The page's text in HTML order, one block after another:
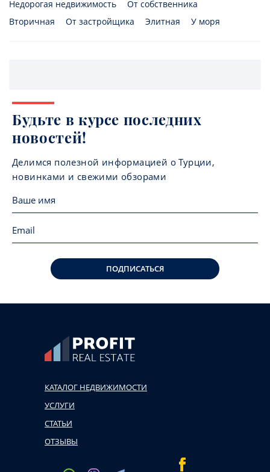
Недорогая недвижимость
От собственника
Вторичная
От застройщика Элитная У моря
Будьте в курсе последних
новостей!
Делимся полезной информацией о Турции,
новинками и свежими обзорами
ПОДПИСАТЬСЯ
КАТАЛОГ НЕДВИЖИМОСТИ
УСЛУГИ
СТАТЬИ
ОТЗЫВЫ